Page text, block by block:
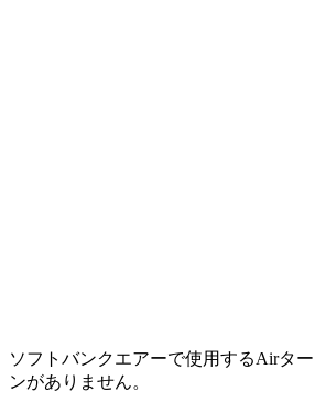
ソフトバンクエアーで使用するAirタ
ンがありません。